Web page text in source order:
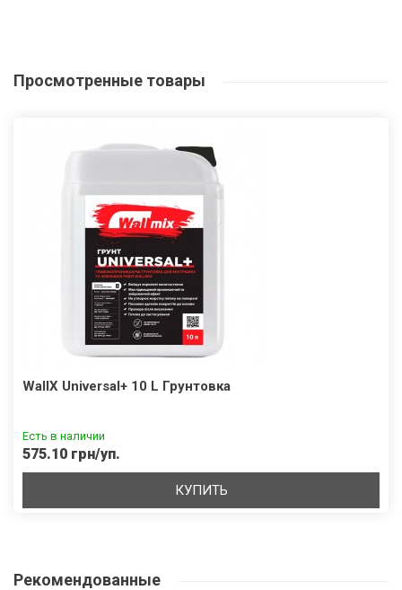
Просмотренные товары
WallX Universal+ 10 L Грунтовка
Есть в наличии
575.10 грн/уп.
КУПИТЬ
Рекомендованные